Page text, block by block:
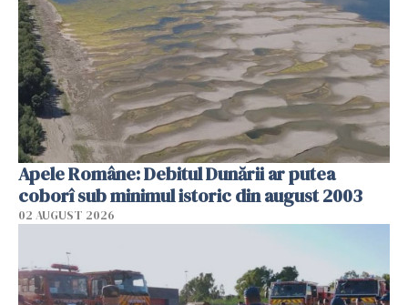
Apele Române: Debitul Dunării ar putea
coborî sub minimul istoric din august 2003
02 AUGUST 2026